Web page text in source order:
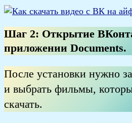
Шаг 2: Открытие
приложении Documents.
После установки нужно
и выбрать фильмы,
скачать.